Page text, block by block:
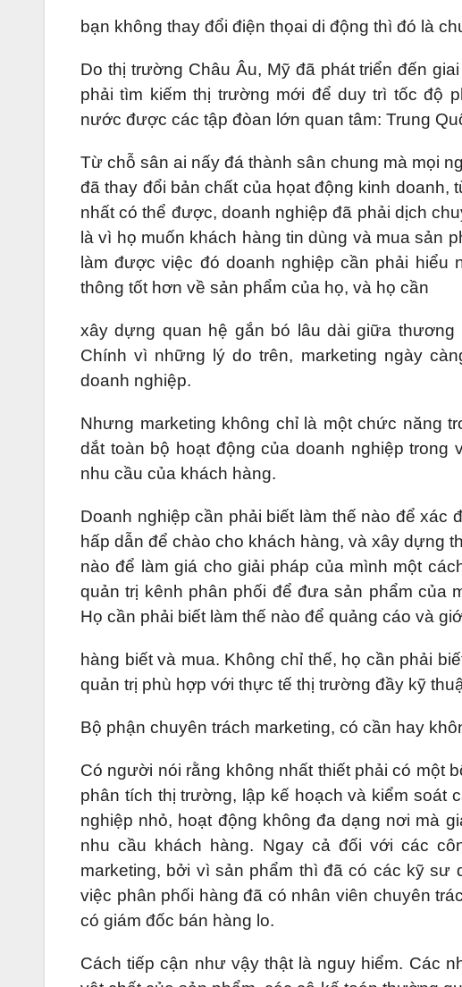
bạn không thay đổi điện thọai di động thì đó là
Do thị trường Châu Âu, Mỹ đã phát triển đến
phải tìm kiếm thị trường mới để duy trì tốc độ
nước được các tập đòan lớn quan tâm: Trung
Từ chỗ sân ai nấy đá thành sân chung mà mọi
đã thay đổi bản chất của họat động kinh doanh,
nhất có thể được, doanh nghiệp đã phải dịch
là vì họ muốn khách hàng tin dùng và mua sản
làm được việc đó doanh nghiệp cần phải
thông tốt hơn về sản phẩm của họ, và họ cần
xây dựng quan hệ gắn bó lâu dài giữa
Chính vì những lý do trên, marketing ngày
doanh nghiệp.
Nhưng marketing không chỉ là một chức năng
dắt toàn bộ hoạt động của doanh nghiệp
nhu cầu của khách hàng.
Doanh nghiệp cần phải biết làm thế nào để
hấp dẫn để chào cho khách hàng, và xây dựng
nào để làm giá cho giải pháp của mình một
quản trị kênh phân phối để đưa sản phẩm của
Họ cần phải biết làm thế nào để quảng cáo và
hàng biết và mua. Không chỉ thế, họ cần phải
quản trị phù hợp với thực tế thị trường đầy kỹ
Bộ phận chuyên trách marketing, có cần hay
Có người nói rằng không nhất thiết phải có một
phân tích thị trường, lập kế hoạch và kiểm soát
nghiệp nhỏ, hoạt động không đa dạng nơi mà
nhu cầu khách hàng. Ngay cả đối với các
marketing, bởi vì sản phẩm thì đã có các kỹ sư
việc phân phối hàng đã có nhân viên chuyên
có giám đốc bán hàng lo.
Cách tiếp cận như vậy thật là nguy hiểm. Các